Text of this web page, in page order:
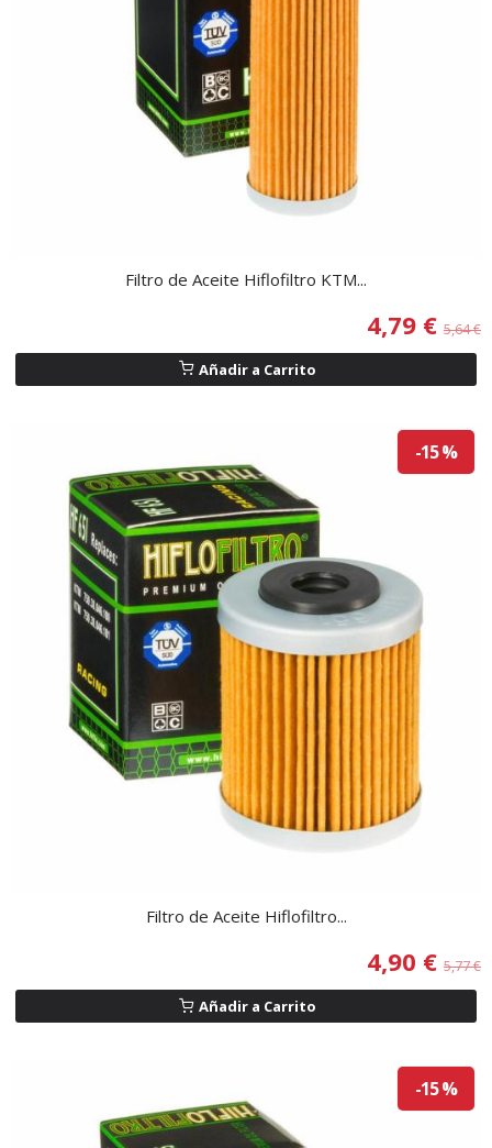
Filtro de Aceite Hiflofiltro KTM...
4,79 € 5,64 €
Añadir a Carrito
-15 %
Filtro de Aceite Hiflofiltro...
4,90 € 5,77 €
Añadir a Carrito
-15 %